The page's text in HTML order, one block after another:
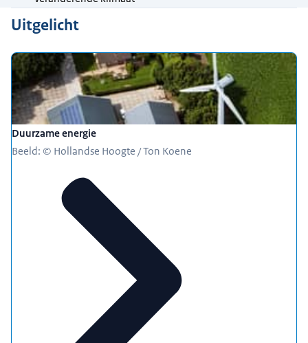
Uitgelicht
Duurzame energie
Beeld: © Hollandse Hoogte / Ton Koene